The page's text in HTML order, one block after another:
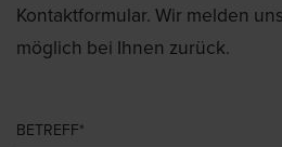
Kontaktformular. Wir melden
möglich bei Ihnen zurück.
BETREFF